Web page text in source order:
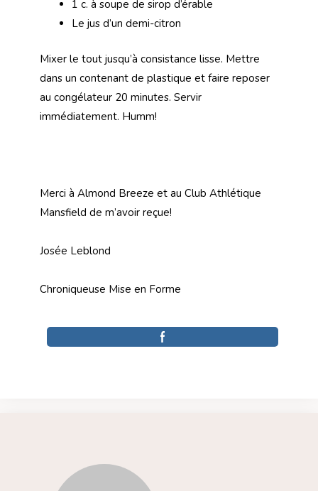
1 c. à soupe de sirop d’érable
Le jus d’un demi-citron
Mixer le tout jusqu’à consistance lisse. Mettre
dans un contenant de plastique et faire reposer
au congélateur 20 minutes. Servir
immédiatement. Humm!
Merci à Almond Breeze et au Club Athlétique
Mansfield de m’avoir reçue!
Josée Leblond
Chroniqueuse Mise en Forme